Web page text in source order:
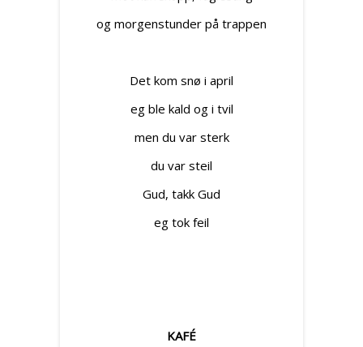
og morgenstunder på trappen
Det kom snø i april
eg ble kald og i tvil
men du var sterk
du var steil
Gud, takk Gud
eg tok feil
KAFÉ